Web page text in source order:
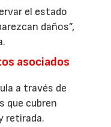
el estado
daños”,
asociados
a través de
que cubren
retirada.